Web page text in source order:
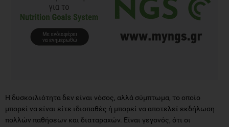
Η δυσκοιλιότητα δεν είναι νόσος, αλλά σύμπτωμα, το οποίο
μπορεί να είναι είτε ιδιοπαθές ή μπορεί να αποτελεί εκδήλωση
πολλών παθήσεων και διαταραχών. Είναι γεγονός, ότι οι